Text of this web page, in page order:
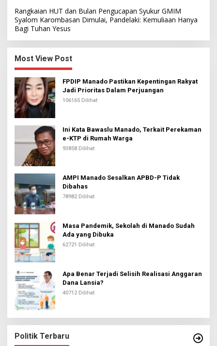
Rangkaian HUT dan Bulan Pengucapan Syukur GMIM
Syalom Karombasan Dimulai, Pandelaki: Kemuliaan Hanya
Bagi Tuhan Yesus
Most View Post
FPDIP Manado Pastikan Kepentingan Rakyat
Jadi Prioritas Dalam Perjuangan
106165 Dilihat
Ini Kata Bawaslu Manado, Terkait Perekaman
e-KTP di Rumah Warga
93858 Dilihat
AMPI Manado Sesalkan APBD-P Tidak
Dibahas
78982 Dilihat
Masa Pandemik, Sekolah di Manado Sudah
Ada yang Dibuka
62721 Dilihat
Apa Benar Terjadi Selisih Realisasi Anggaran
Dana Lansia?
40712 Dilihat
Politik Terbaru